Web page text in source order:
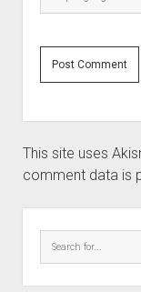
This site uses
comment data is